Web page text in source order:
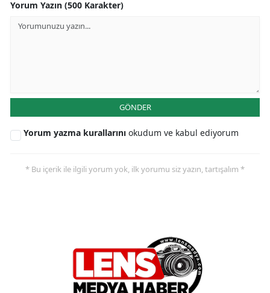
Yorum Yazın (500 Karakter)
GÖNDER
Yorum yazma kurallarını okudum ve kabul ediyorum
* Bu içerik ile ilgili yorum yok, ilk yorumu siz yazın, tartışalım *